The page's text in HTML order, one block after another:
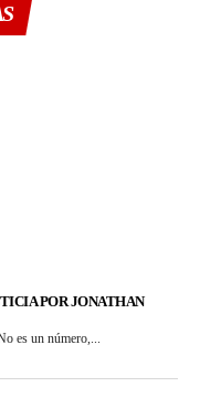
POR JONATHAN
es un número,...